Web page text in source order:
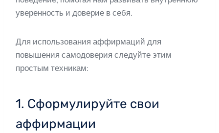
уверенность и доверие в себя.
Для использования аффирмаций для
повышения самодоверия следуйте этим
простым техникам:
1. Сформулируйте свои
аффирмации